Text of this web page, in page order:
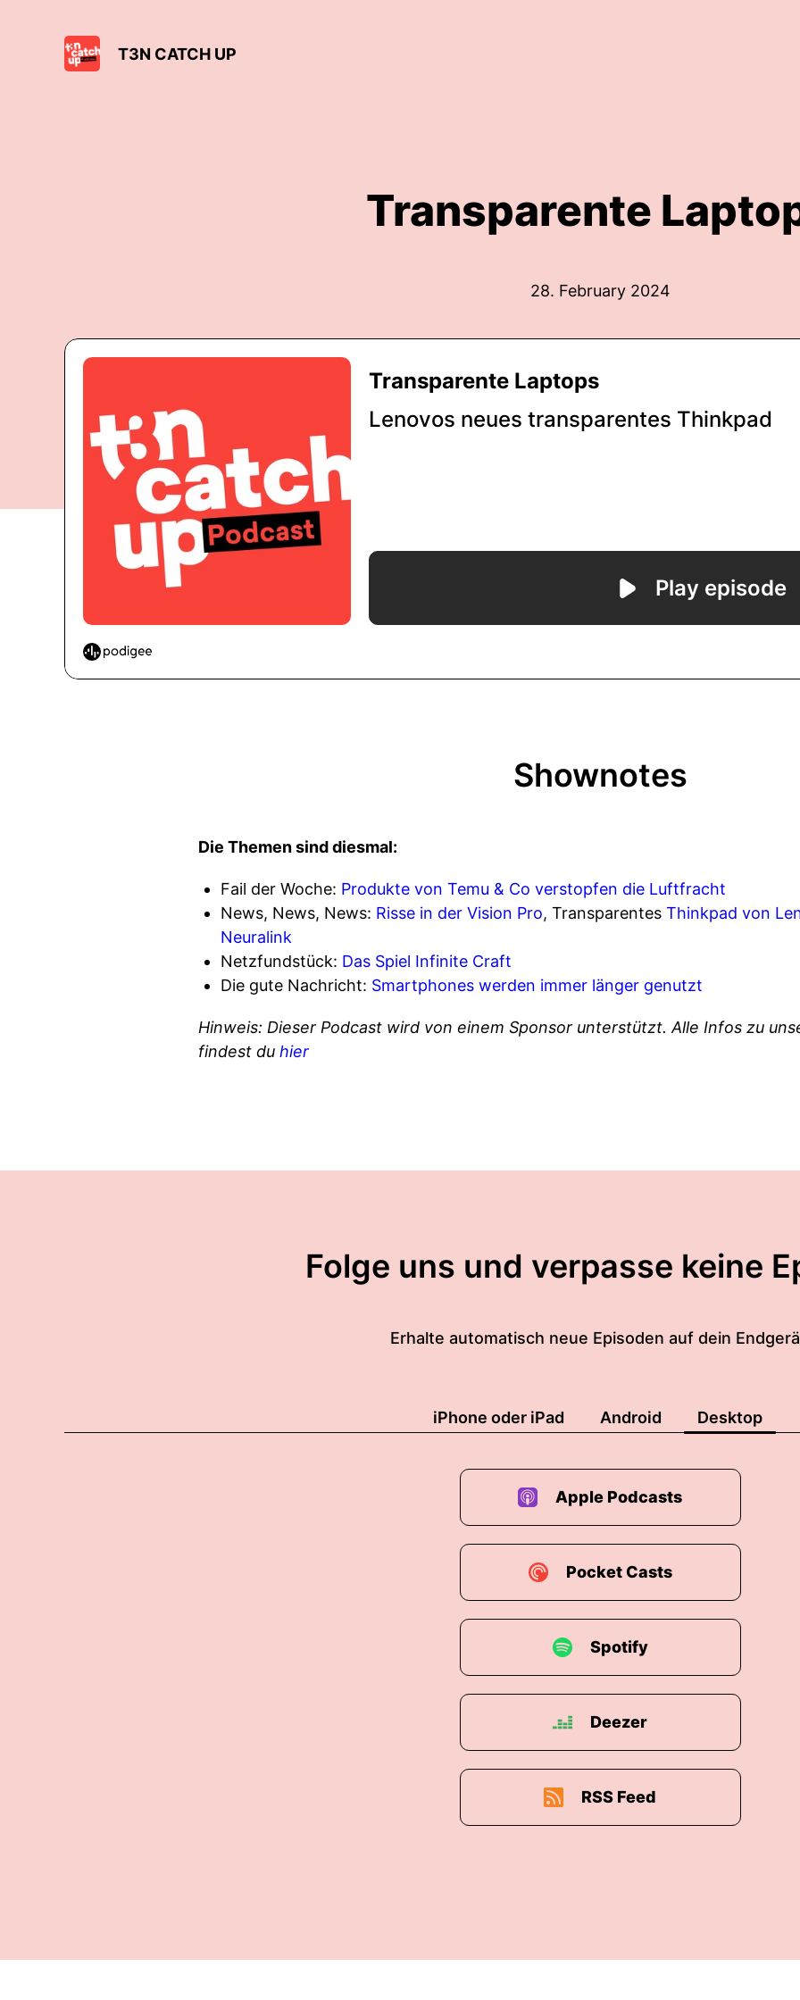
T3N CATCH UP
Transparente
28. February 2024
Shownotes
Die Themen sind diesmal:
Fail der Woche: Produkte von Temu & Co verstopfen die Luftfracht
News, News, News: Risse in der Vision Pro, Transparentes Thinkpad von
Neuralink
Netzfundstück: Das Spiel Infinite Craft
Die gute Nachricht: Smartphones werden immer länger genutzt
Hinweis: Dieser Podcast wird von einem Sponsor unterstützt. Alle Infos zu
findest du hier
Folge uns und verpasse keine
Erhalte automatisch neue Episoden auf dein
iPhone oder iPad Android Desktop
Apple Podcasts
Pocket Casts
Spotify
Deezer
RSS Feed